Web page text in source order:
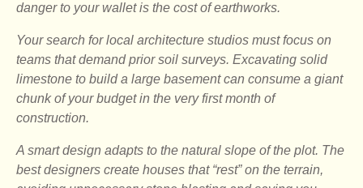
danger to your wallet is the cost of earthworks.
Your search for local architecture studios must focus on
teams that demand prior soil surveys. Excavating solid
limestone to build a large basement can consume a giant
chunk of your budget in the very first month of
construction.
A smart design adapts to the natural slope of the plot. The
best designers create houses that “rest” on the terrain,